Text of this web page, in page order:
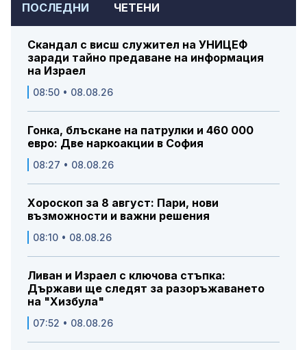
ПОСЛЕДНИ ЧЕТЕНИ
Скандал с висш служител на УНИЦЕФ
заради тайно предаване на информация
на Израел
08:50 • 08.08.26
Гонка, блъскане на патрулки и 460 000
евро: Две наркоакции в София
08:27 • 08.08.26
Хороскоп за 8 август: Пари, нови
възможности и важни решения
08:10 • 08.08.26
Ливан и Израел с ключова стъпка:
Държави ще следят за разоръжаването
на "Хизбула"
07:52 • 08.08.26